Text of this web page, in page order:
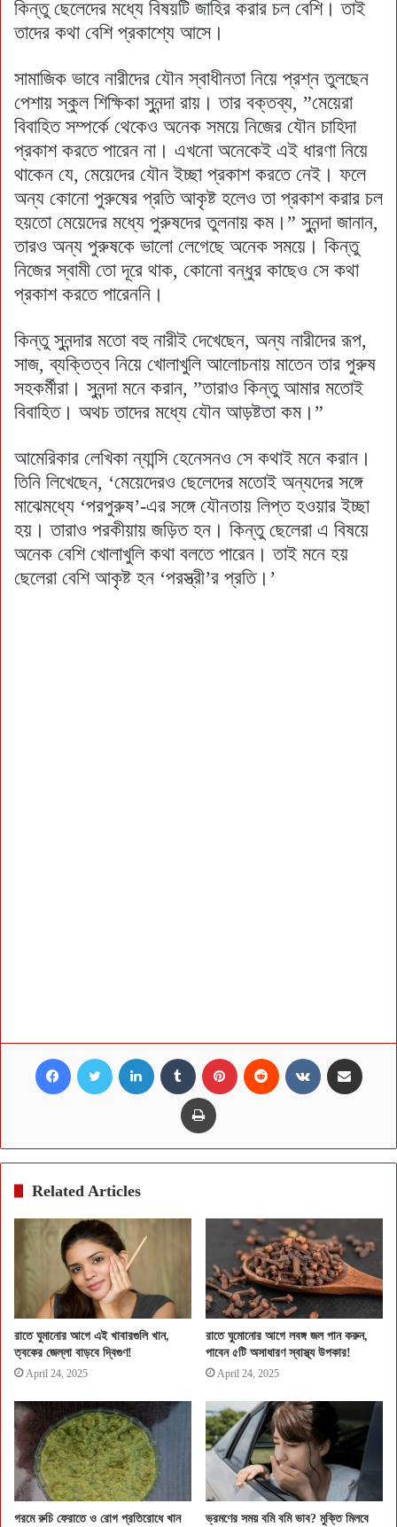
কিন্তু ছেলেদের মধ্যে বিষয়টি জাহির করার চল বেশি। তাই
তাদের কথা বেশি প্রকাশ্যে আসে।
সামাজিক ভাবে নারীদের যৌন স্বাধীনতা নিয়ে প্রশ্ন তুলছেন
পেশায় স্কুল শিক্ষিকা সুনন্দা রায়। তার বক্তব্য, ”মেয়েরা
বিবাহিত সম্পর্কে থেকেও অনেক সময়ে নিজের যৌন চাহিদা
প্রকাশ করতে পারেন না। এখনো অনেকেই এই ধারণা নিয়ে
থাকেন যে, মেয়েদের যৌন ইচ্ছা প্রকাশ করতে নেই। ফলে
অন্য কোনো পুরুষের প্রতি আকৃষ্ট হলেও তা প্রকাশ করার চল
হয়তো মেয়েদের মধ্যে পুরুষদের তুলনায় কম।” সুনন্দা জানান,
তারও অন্য পুরুষকে ভালো লেগেছে অনেক সময়ে। কিন্তু
নিজের স্বামী তো দূরে থাক, কোনো বন্ধুর কাছেও সে কথা
প্রকাশ করতে পারেননি।
কিন্তু সুনন্দার মতো বহু নারীই দেখেছেন, অন্য নারীদের রূপ,
সাজ, ব্যক্তিত্ব নিয়ে খোলাখুলি আলোচনায় মাতেন তার পুরুষ
সহকর্মীরা। সুনন্দা মনে করান, ”তারাও কিন্তু আমার মতোই
বিবাহিত। অথচ তাদের মধ্যে যৌন আড়ষ্টতা কম।”
আমেরিকার লেখিকা ন্যান্সি হেনেসনও সে কথাই মনে করান।
তিনি লিখেছেন, ‘মেয়েদেরও ছেলেদের মতোই অন্যদের সঙ্গে
মাঝেমধ্যে ‘পরপুরুষ’-এর সঙ্গে যৌনতায় লিপ্ত হওয়ার ইচ্ছা
হয়। তারাও পরকীয়ায় জড়িত হন। কিন্তু ছেলেরা এ বিষয়ে
অনেক বেশি খোলাখুলি কথা বলতে পারেন। তাই মনে হয়
ছেলেরা বেশি আকৃষ্ট হন ‘পরস্ত্রী’র প্রতি।’
Facebook Twitter LinkedIn Tumblr Pinterest Reddit VKontakte
Print
Related Articles
রাতে ঘুমানোর আগে এই খাবারগুলি খান,
ত্বকের জেল্লা বাড়বে দ্বিগুণ!
April 24, 2025
রাতে ঘুমোনোর আগে লবঙ্গ জল পান করুন,
পাবেন ৫টি অসাধারণ স্বাস্থ্য উপকার!
April 24, 2025
গরমে রুচি ফেরাতে ও রোগ প্রতিরোধে খান
ভ্রমণের সময় বমি বমি ভাব? মুক্তি মিলবে